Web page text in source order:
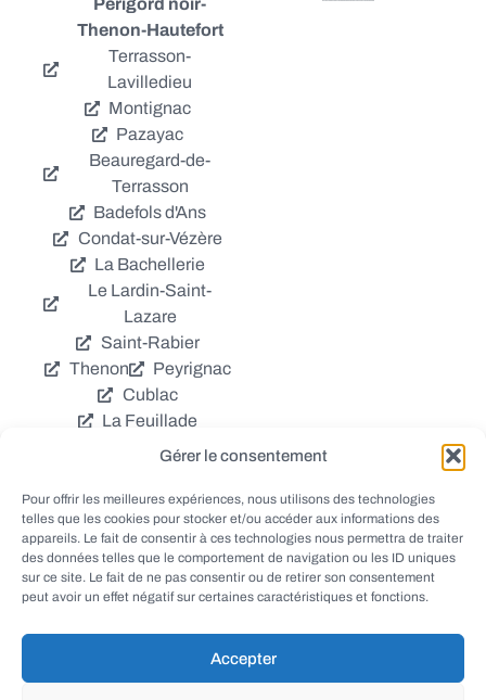
Gérer le consentement
Pour offrir les meilleures expériences, nous utilisons des technologies
telles que les cookies pour stocker et/ou accéder aux informations des
appareils. Le fait de consentir à ces technologies nous permettra de traiter
des données telles que le comportement de navigation ou les ID uniques
sur ce site. Le fait de ne pas consentir ou de retirer son consentement
peut avoir un effet négatif sur certaines caractéristiques et fonctions.
Accepter
Périgord noir-
Thenon-Hautefort
Terrasson-
Lavilledieu
Montignac
Pazayac
Beauregard-de-
Terrasson
Badefols d'Ans
Condat-sur-Vézère
La Bachellerie
Le Lardin-Saint-
Lazare
Saint-Rabier
Thenon
Peyrignac
Cublac
La Feuillade
Chavagnac
Coly
Grèzes
Aubas
Villac
Azerat
Ladornac
Tourtoirac